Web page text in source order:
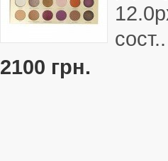
сост..
2100 грн.